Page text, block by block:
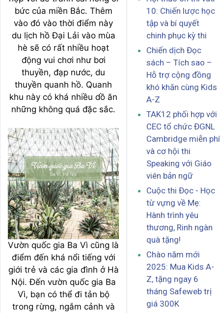
bức của miền Bắc. Thêm
vào đó vào thời điểm này
du lịch hồ Đại Lải vào mùa
hè sẽ có rất nhiều hoạt
động vui chơi như bơi
thuyền, đạp nước, du
thuyền quanh hồ. Quanh
khu này có khá nhiều dồ ăn
những không quá đặc sắc.
Vườn quốc gia Ba Vì cũng là
điểm đến khá nổi tiếng với
giới trẻ và các gia đình ở Hà
Nội. Đến vườn quốc gia Ba
Vì, bạn có thể đi tản bộ
trong rừng, ngắm cảnh và
10: Chiến lược học
tập và bí quyết
chinh phục kỳ thi
Chiến dịch Đọc
sách – Tích sao –
Hỗ trợ cộng đồng
khó khăn cùng Kids
A-Z
TAK12 phối hợp với
CEC tổ chức ĐGNL
Cambridge miễn phí
và cơ hội thi
Speaking với Giáo
viên bản ngữ
Cuộc thi Đọc - Học
từ vựng về Mẹ:
Hành trình yêu
thương, Rinh ngàn
quà tặng!
Chào năm mới
2025: Mua Kids A-
Z, tặng ngay 6
tháng Safeweb trị
giá 300K